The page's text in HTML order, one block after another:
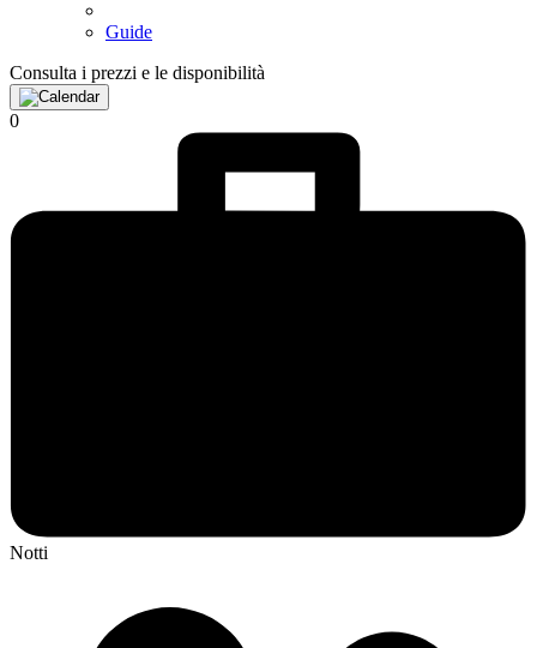
Guide
Consulta i prezzi e le disponibilità
0
Notti